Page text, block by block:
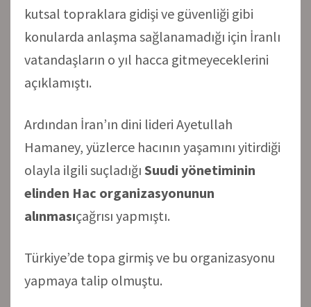
kutsal topraklara gidişi ve güvenliği gibi
konularda anlaşma sağlanamadığı için İranlı
vatandaşların o yıl hacca gitmeyeceklerini
açıklamıştı.
Ardından İran’ın dini lideri Ayetullah
Hamaney, yüzlerce hacının yaşamını yitirdiği
olayla ilgili suçladığı Suudi yönetiminin
elinden Hac organizasyonunun
alınmasıçağrısı yapmıştı.
Türkiye’de topa girmiş ve bu organizasyonu
yapmaya talip olmuştu.